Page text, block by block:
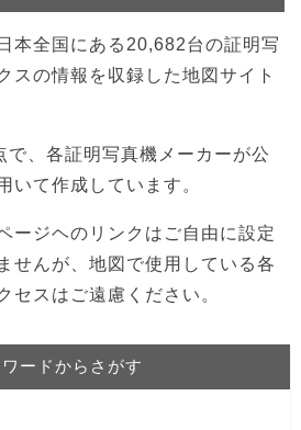
本全国にある20,682台の証明写
スの情報を収録した地図サイト
、各証明写真機メーカーが公
いて作成しています。
ージヘのリンクはご自由に設定
せんが、地図で使用している各
セスはご遠慮ください。
ードからさがす